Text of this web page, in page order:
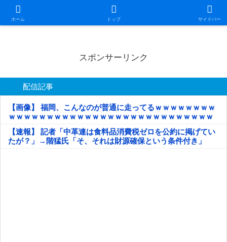
ホーム トップ サイドバー
日本第一！ニュース録
スポンサーリンク
配信記事
【画像】 福岡、こんなのが普通に走ってるｗｗｗｗｗｗｗｗ
ｗｗｗｗｗｗｗｗｗｗｗｗｗｗｗｗｗｗｗｗｗｗｗｗｗｗｗ
ｗｗｗｗｗ
【速報】 記者「中革連は食料品消費税ゼロを公約に掲げてい
たが？」→階猛氏「そ、それは財源確保という条件付き」